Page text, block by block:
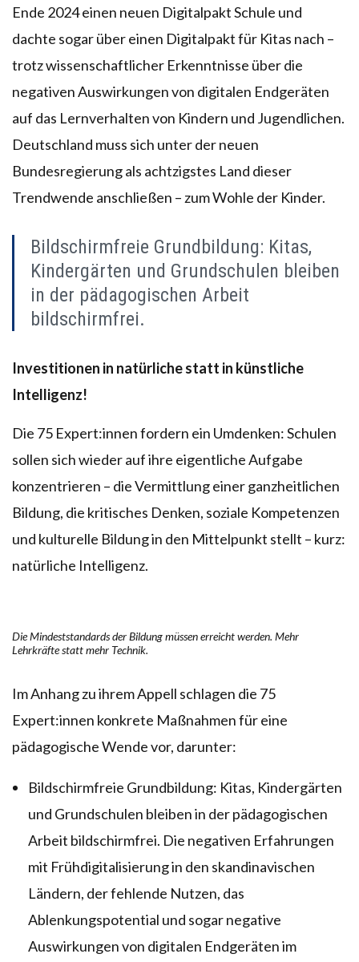
Ende 2024 einen neuen Digitalpakt Schule und
dachte sogar über einen Digitalpakt für Kitas nach –
trotz wissenschaftlicher Erkenntnisse über die
negativen Auswirkungen von digitalen Endgeräten
auf das Lernverhalten von Kindern und Jugendlichen.
Deutschland muss sich unter der neuen
Bundesregierung als achtzigstes Land dieser
Trendwende anschließen – zum Wohle der Kinder.
Bildschirmfreie Grundbildung: Kitas,
Kindergärten und Grundschulen bleiben
in der pädagogischen Arbeit
bildschirmfrei.
Investitionen in natürliche statt in künstliche
Intelligenz!
Die 75 Expert:innen fordern ein Umdenken: Schulen
sollen sich wieder auf ihre eigentliche Aufgabe
konzentrieren – die Vermittlung einer ganzheitlichen
Bildung, die kritisches Denken, soziale Kompetenzen
und kulturelle Bildung in den Mittelpunkt stellt – kurz:
natürliche Intelligenz.
Die Mindeststandards der Bildung müssen erreicht werden. Mehr
Lehrkräfte statt mehr Technik.
Im Anhang zu ihrem Appell schlagen die 75
Expert:innen konkrete Maßnahmen für eine
pädagogische Wende vor, darunter:
Bildschirmfreie Grundbildung: Kitas, Kindergärten
und Grundschulen bleiben in der pädagogischen
Arbeit bildschirmfrei. Die negativen Erfahrungen
mit Frühdigitalisierung in den skandinavischen
Ländern, der fehlende Nutzen, das
Ablenkungspotential und sogar negative
Auswirkungen von digitalen Endgeräten im